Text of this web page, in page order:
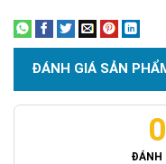
Thiết kế kiểu dáng
và
ĐÁNH GIÁ SẢN
ĐÁNH